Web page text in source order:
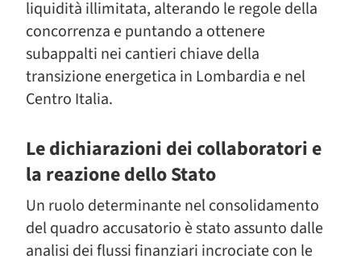
liquidità illimitata, alterando le regole della
concorrenza e puntando a ottenere
subappalti nei cantieri chiave della
transizione energetica in Lombardia e nel
Centro Italia.
Le dichiarazioni dei collaboratori e
la reazione dello Stato
Un ruolo determinante nel consolidamento
del quadro accusatorio è stato assunto dalle
analisi dei flussi finanziari incrociate con le